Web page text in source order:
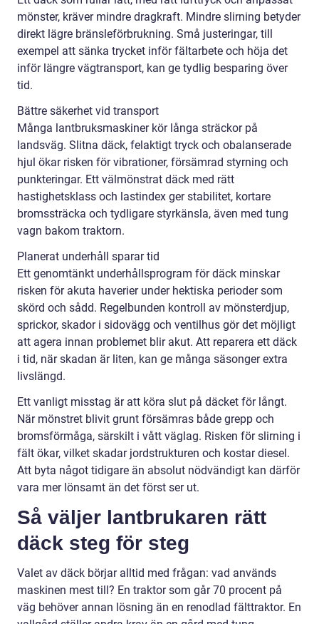
mönster, kräver mindre dragkraft. Mindre slirning betyder
direkt lägre bränsleförbrukning. Små justeringar, till
exempel att sänka trycket inför fältarbete och höja det
inför längre vägtransport, kan ge tydlig besparing över
tid.
Bättre säkerhet vid transport
Många lantbruksmaskiner kör långa sträckor på
landsväg. Slitna däck, felaktigt tryck och obalanserade
hjul ökar risken för vibrationer, försämrad styrning och
punkteringar. Ett välmönstrat däck med rätt
hastighetsklass och lastindex ger stabilitet, kortare
bromssträcka och tydligare styrkänsla, även med tung
vagn bakom traktorn.
Planerat underhåll sparar tid
Ett genomtänkt underhållsprogram för däck minskar
risken för akuta haverier under hektiska perioder som
skörd och sådd. Regelbunden kontroll av mönsterdjup,
sprickor, skador i sidovägg och ventilhus gör det möjligt
att agera innan problemet blir akut. Att reparera ett däck
i tid, när skadan är liten, kan ge många säsonger extra
livslängd.
Ett vanligt misstag är att köra slut på däcket för långt.
När mönstret blivit grunt försämras både grepp och
bromsförmåga, särskilt i vått väglag. Risken för slirning i
fält ökar, vilket skadar jordstrukturen och kostar diesel.
Att byta något tidigare än absolut nödvändigt kan därför
vara mer lönsamt än det först ser ut.
Så väljer lantbrukaren rätt
däck steg för steg
Valet av däck börjar alltid med frågan: vad används
maskinen mest till? En traktor som går 70 procent på
väg behöver annan lösning än en renodlad fälttraktor. En